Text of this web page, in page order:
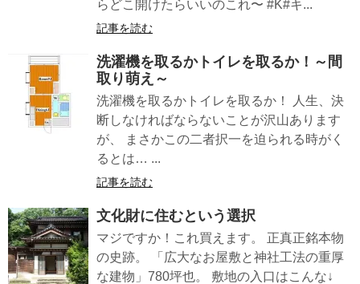
らどこ開けたらいいのこれ〜 #K#キ...
記事を読む
洗濯機を取るかトイレを取るか！～間
取り萌え～
洗濯機を取るかトイレを取るか！ 人生、決
断しなければならないことが沢山あります
が、 まさかこの二者択一を迫られる時がく
るとは… ...
記事を読む
文化財に住むという選択
マジですか！これ買えます。 正真正銘本物
の史跡。 「広大なお屋敷と神社工法の重厚
な建物」780坪也。 敷地の入口はこんな↓